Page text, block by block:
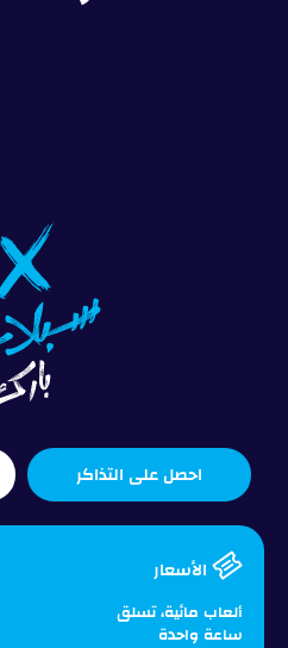
احصل على التذاكر
الأسعار
ألعاب مائية، تسلق
ساعة واحدة